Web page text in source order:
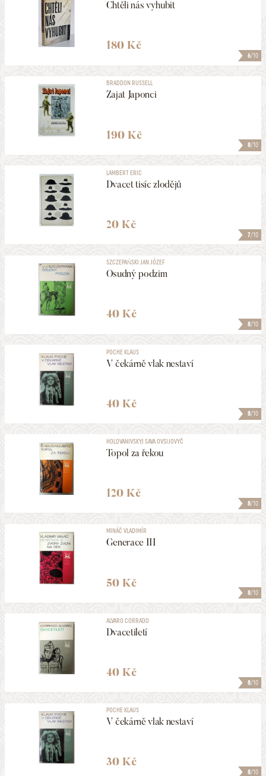
6/10
Chtěli nás vyhubit
180 Kč
8/10
BRADDON RUSSELL
Zajat Japonci
190 Kč
7/10
LAMBERT ERIC
Dvacet tisíc zlodějů
20 Kč
8/10
SZCZEPAŃSKI JAN JÓZEF
Osudný podzim
40 Kč
8/10
POCHE KLAUS
V čekárně vlak nestaví
40 Kč
8/10
HOLOVANIVSKYJ SAVA OVSIJOVYČ
Topol za řekou
120 Kč
8/10
MINÁČ VLADIMÍR
Generace III
50 Kč
8/10
ALVARO CORRADO
Dvacetiletí
40 Kč
8/10
POCHE KLAUS
V čekárně vlak nestaví
30 Kč